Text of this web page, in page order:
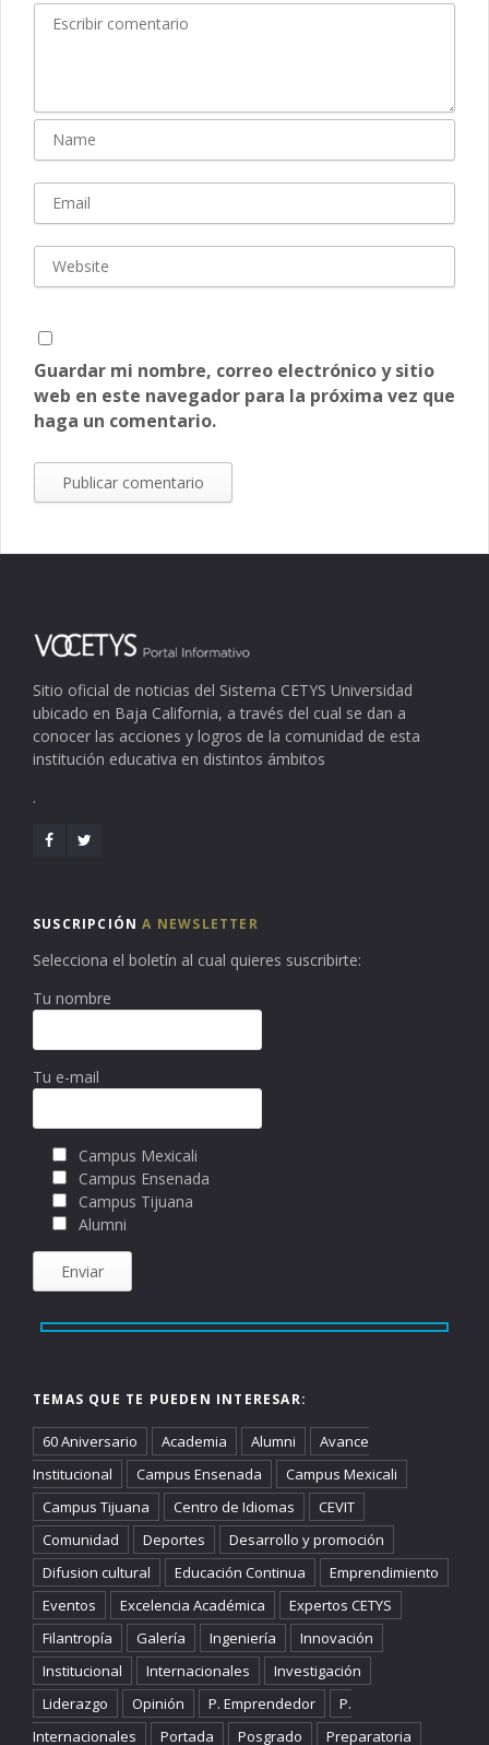
Guardar mi nombre, correo electrónico y sitio
web en este navegador para la próxima vez que
haga un comentario.
Sitio oficial de noticias del Sistema CETYS Universidad
ubicado en Baja California, a través del cual se dan a
conocer las acciones y logros de la comunidad de esta
institución educativa en distintos ámbitos
.
SUSCRIPCIÓNA NEWSLETTER
Selecciona el boletín al cual quieres suscribirte:
Tu nombre
Tu e-mail
Campus Mexicali
Campus Ensenada
Campus Tijuana
Alumni
TEMAS QUE TE PUEDEN INTERESAR:
60 Aniversario Academia Alumni
Avance
Institucional
Campus Ensenada
Campus Mexicali
Campus Tijuana
Centro de Idiomas
CEVIT
Comunidad
Deportes
Desarrollo y promoción
Difusion cultural
Educación Continua
Emprendimiento
Eventos
Excelencia Académica
Expertos CETYS
Filantropía
Galería Ingeniería
Innovación
Institucional
Internacionales
Investigación
Liderazgo
Opinión P. Emprendedor
P.
Internacionales
Portada Posgrado Preparatoria